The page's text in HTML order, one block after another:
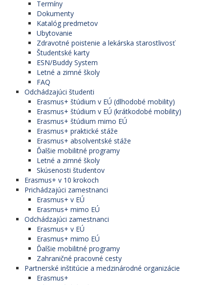
Termíny
Dokumenty
Katalóg predmetov
Ubytovanie
Zdravotné poistenie a lekárska starostlivosť
Študentské karty
ESN/Buddy System
Letné a zimné školy
FAQ
Odchádzajúci študenti
Erasmus+ štúdium v EÚ (dlhodobé mobility)
Erasmus+ štúdium v EÚ (krátkodobé mobility)
Erasmus+ štúdium mimo EÚ
Erasmus+ praktické stáže
Erasmus+ absolventské stáže
Ďalšie mobilitné programy
Letné a zimné školy
Skúsenosti študentov
Erasmus+ v 10 krokoch
Prichádzajúci zamestnanci
Erasmus+ v EÚ
Erasmus+ mimo EÚ
Odchádzajúci zamestnanci
Erasmus+ v EÚ
Erasmus+ mimo EÚ
Ďalšie mobilitné programy
Zahraničné pracovné cesty
Partnerské inštitúcie a medzinárodné organizácie
Erasmus+